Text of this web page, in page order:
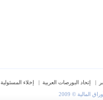
| إتحاد البورصات العربية |
إخلاء المسئولية
© 2009